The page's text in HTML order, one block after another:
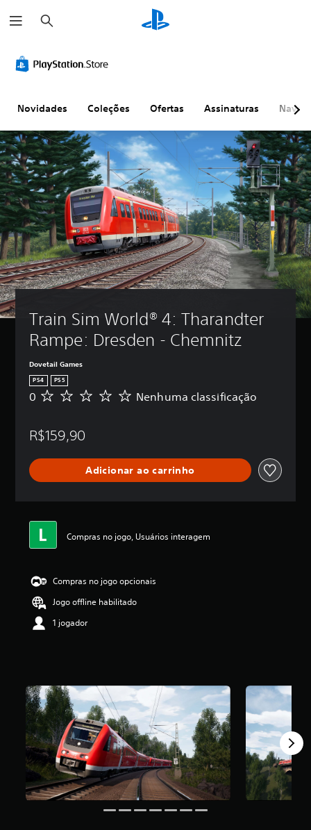
e
s
i
s
Novidades Coleções Ofertas Assinaturas
Train Sim World® 4: Tharandter
Rampe: Dresden - Chemnitz
Dovetail Games
PS4 PS5
N
h
m
a
s
i
c
a
0 Nenhuma classificação
R$159,90
Adicionar ao carrinho
Compras no jogo, Usuários interagem
Compras no jogo opcionais
Jogo offline habilitado
1 jogador